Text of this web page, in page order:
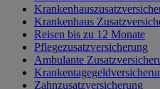
Krankenhaus
Reisen bis zu 12 Monate
Pflegezusatzversicherung
Ambulante
Zahnzusatzversicherung